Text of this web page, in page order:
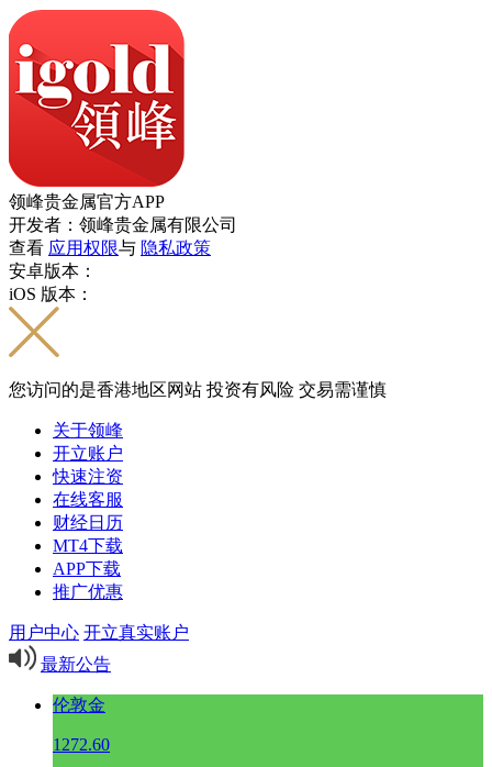
领峰贵金属官方APP
开发者：领峰贵金属有限公司
查看 应用权限与 隐私政策
安卓版本：
iOS 版本：
您访问的是香港地区网站 投资有风险 交易需谨慎
关于领峰
开立账户
快速注资
在线客服
财经日历
MT4下载
APP下载
推广优惠
用户中心 开立真实账户
最新公告
伦敦金
1272.60